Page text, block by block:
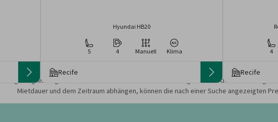
Hyundai HB20
5 4 Manuell Klima
Recife
4
Recife
Die angezeigten Angebote und Preise basieren auf den Suchergebnissen der letzten Tage.
Mietdauer und dem Zeitraum abhängen, können die nach einer Suche angezeigten